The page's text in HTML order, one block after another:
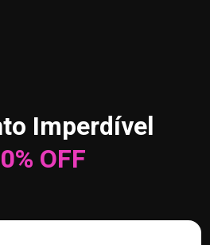
Imperdível
OFF